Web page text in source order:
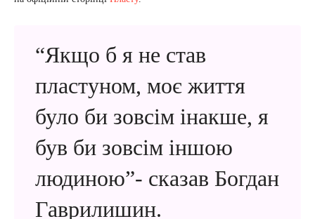
“Якщо б я не став
пластуном, моє життя
було би зовсім інакше, я
був би зовсім іншою
людиною”- сказав Богдан
Гаврилишин.